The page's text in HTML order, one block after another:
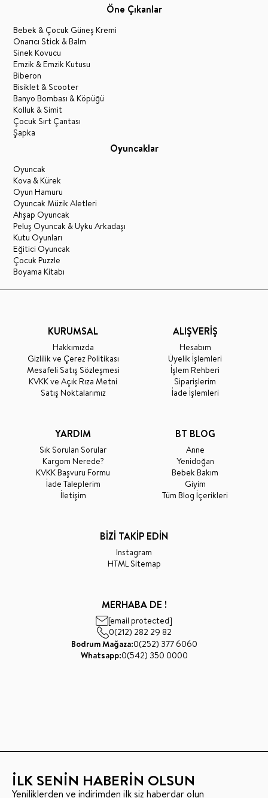
Öne Çıkanlar
Bebek & Çocuk Güneş Kremi
Onarıcı Stick & Balm
Sinek Kovucu
Emzik & Emzik Kutusu
Biberon
Bisiklet & Scooter
Banyo Bombası & Köpüğü
Kolluk & Simit
Çocuk Sırt Çantası
Şapka
Oyuncaklar
Oyuncak
Kova & Kürek
Oyun Hamuru
Oyuncak Müzik Aletleri
Ahşap Oyuncak
Peluş Oyuncak & Uyku Arkadaşı
Kutu Oyunları
Eğitici Oyuncak
Çocuk Puzzle
Boyama Kitabı
KURUMSAL
Hakkımızda
Gizlilik ve Çerez Politikası
Mesafeli Satış Sözleşmesi
KVKK ve Açık Rıza Metni
Satış Noktalarımız
ALIŞVERİŞ
Hesabım
Üyelik İşlemleri
İşlem Rehberi
Siparişlerim
İade İşlemleri
YARDIM
Sık Sorulan Sorular
Kargom Nerede?
KVKK Başvuru Formu
İade Taleplerim
İletişim
BT BLOG
Anne
Yenidoğan
Bebek Bakım
Giyim
Tüm Blog İçerikleri
BİZİ TAKİP EDİN
Instagram
HTML Sitemap
MERHABA DE !
[email protected]
0(212) 282 29 82
Bodrum Mağaza:0(252) 377 6060
Whatsapp:0(542) 350 0000
İLK SENİN HABERİN OLSUN
Yeniliklerden ve indirimden ilk siz haberdar olun